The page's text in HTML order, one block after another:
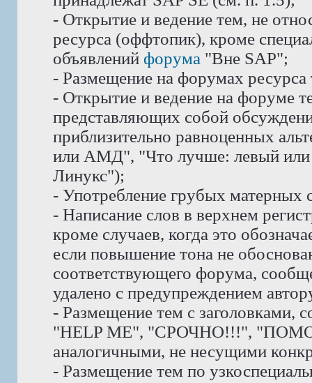
- Открытие и ведение тем, не
ресурса (оффтопик), кроме
объявлений форума "Вне SAP";
- Размещение на форумах
- Открытие и ведение на форуме
представляющих собой
приблизительно равноценных
или АМД", "Что лучше: левый или
Линукс");
- Употребление грубых матерных
- Написание слов в верхнем
кроме случаев, когда это
если повышение тона не
соответствующего форума,
удалено с предупреждением
- Размещение тем с заголовками,
"HELP ME", "СРОЧНО!!!",
аналогичными, не несущими
- Размещение тем по